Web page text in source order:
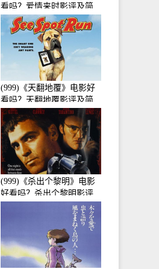
看吗？爱情来时影评及简
介
(999)《天翻地覆》电影好
看吗？天翻地覆影评及简
介
(999)《杀出个黎明》电影
好看吗？杀出个黎明影评